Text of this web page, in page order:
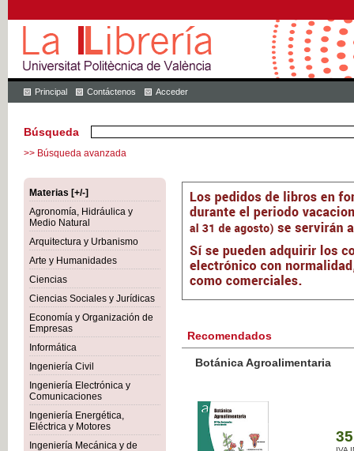
Principal Contáctenos Acceder
Búsqueda
>> Búsqueda avanzada
Materias [+/-]
Agronomía, Hidráulica y
Medio Natural
Arquitectura y Urbanismo
Arte y Humanidades
Ciencias
Ciencias Sociales y Jurídicas
Economía y Organización de
Empresas
Informática
Ingeniería Civil
Ingeniería Electrónica y
Comunicaciones
Ingeniería Energética,
Eléctrica y Motores
Ingeniería Mecánica y de
Recomendados
Botánica Agroalimentaria